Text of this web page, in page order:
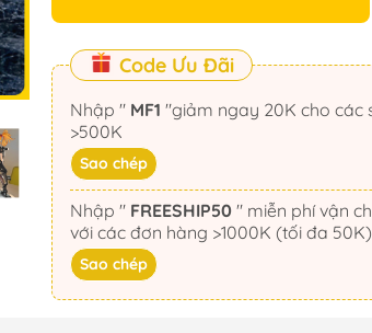
Code Ưu Đãi
Nhập " MF1
>500K
Sao chép
Nhập " FREESHIP50" miễn phí vận chuyển đối
với các đơn hàng >1000K (tối đa 50K)
Sao chép